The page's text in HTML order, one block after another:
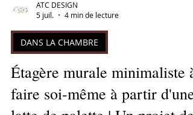
5 juil.
4 min de lecture
DANS LA CHAMBRE